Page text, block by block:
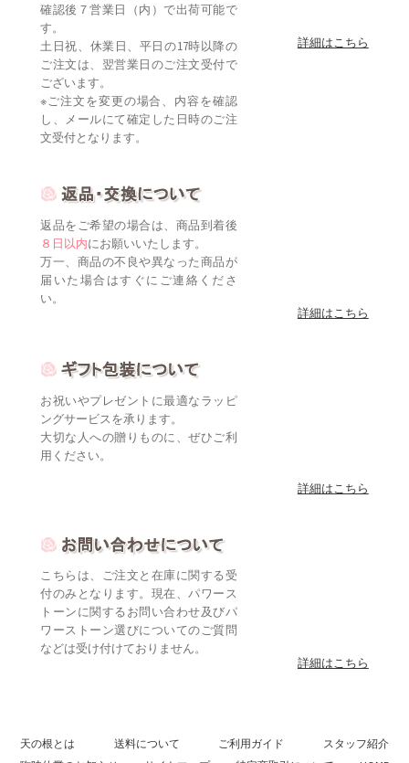
確認後７営業日（内）で出荷可能で
す。
土日祝、休業日、平日の17時以降の
ご注文は、翌営業日のご注文受付で
ございます。
※ご注文を変更の場合、内容を確認
し、メールにて確定した日時のご注
文受付となります。
詳細はこちら
返品をご希望の場合は、商品到着後
８日以内にお願いいたします。
万一、商品の不良や異なった商品が
届いた場合はすぐにご連絡くださ
い。
詳細はこちら
お祝いやプレゼントに最適なラッピ
ングサービスを承ります。
大切な人への贈りものに、ぜひご利
用ください。
詳細はこちら
こちらは、ご注文と在庫に関する受
付のみとなります。現在、パワース
トーンに関するお問い合わせ及びパ
ワーストーン選びについてのご質問
などは受け付けておりません。
詳細はこちら
天の根とは 送料について ご利用ガイド
スタッフ紹介